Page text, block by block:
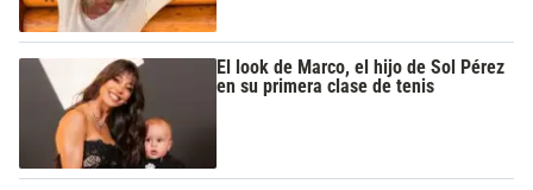
El look de Marco, el hijo de Sol Pérez
en su primera clase de tenis